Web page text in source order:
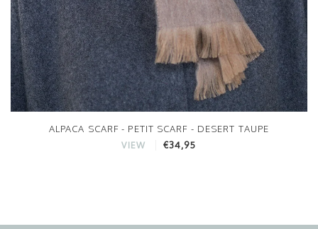
ALPACA SCARF - PETIT SCARF - DESERT TAUPE
VIEW €34,95